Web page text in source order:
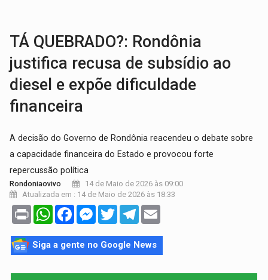
TÁ QUEBRADO?: Rondônia
justifica recusa de subsídio ao
diesel e expõe dificuldade
financeira
A decisão do Governo de Rondônia reacendeu o debate sobre
a capacidade financeira do Estado e provocou forte
repercussão política
Rondoniaovivo
14 de Maio de 2026 às 09:00
Atualizada em : 14 de Maio de 2026 às 18:33
Print WhatsAppFacebookMessenger
TwitterTelegram
Siga a gente no Google News